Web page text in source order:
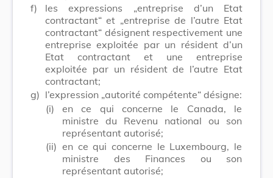
f)
les expressions „entreprise d’un Etat
contractant“ et „entreprise de l’autre Etat
contractant“ désignent respectivement une
entreprise exploitée par un résident d’un
Etat contractant et une entreprise
exploitée par un résident de l’autre Etat
contractant;
g) l’expression „autorité compétente“ désigne:
(i)
en ce qui concerne le Canada, le
ministre du Revenu national ou son
représentant autorisé;
(ii) en ce qui concerne le Luxembourg, le
ministre des Finances ou son
représentant autorisé;